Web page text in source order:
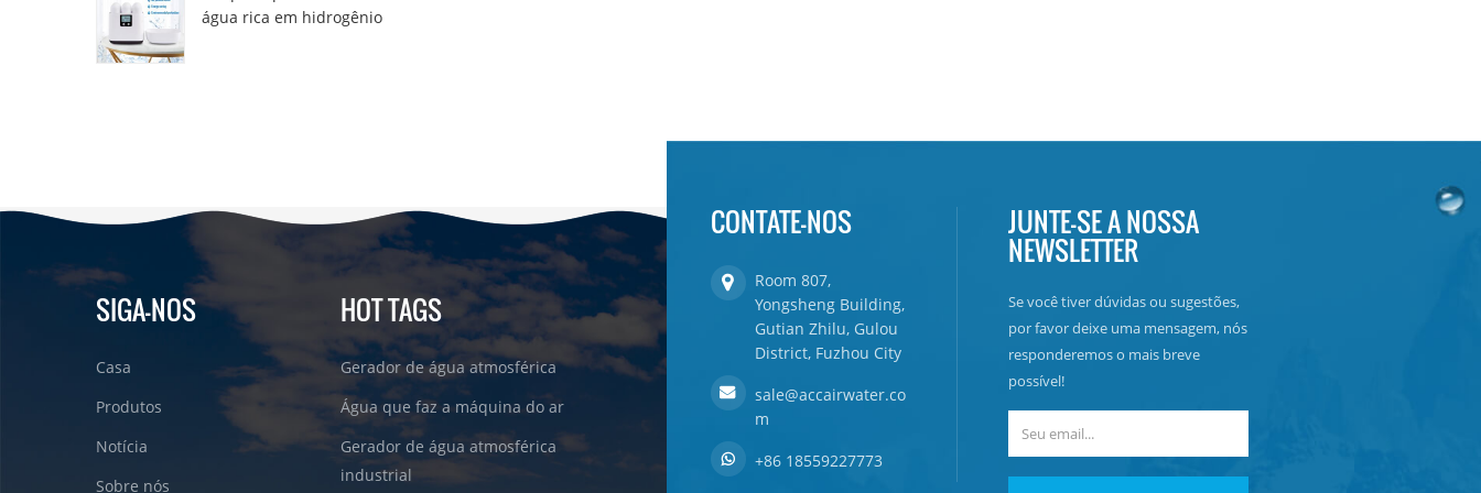
água rica em hidrogênio
SIGA-NOS
Casa
Produtos
Notícia
Sobre nós
HOT TAGS
Gerador de água atmosférica
Água que faz a máquina do ar
Gerador de água atmosférica
industrial
CONTATE-NOS
Room 807,
Yongsheng Building,
Gutian Zhilu, Gulou
District, Fuzhou City
sale@accairwater.co
m
+86 18559227773
JUNTE-SE A NOSSA
NEWSLETTER
Se você tiver dúvidas ou sugestões,
por favor deixe uma mensagem, nós
responderemos o mais breve
possível!